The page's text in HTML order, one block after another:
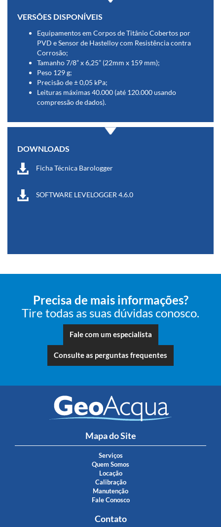
VERSÕES DISPONÍVEIS
Equipamentos em Corpos de Titânio Cobertos por
PVD e Sensor de Hastelloy com Resistência contra
Corrosão;
Tamanho 7/8” x 6,25” (22mm x 159 mm);
Peso 129 g;
Precisão de ± 0,05 kPa;
Leituras máximas 40.000 (até 120.000 usando
compressão de dados).
DOWNLOADS
Ficha Técnica Barologger
SOFTWARE LEVELOGGER 4.6.0
Precisa de mais informações?
Tire todas as suas dúvidas conosco.
Fale com um especialista
Consulte as perguntas frequentes
Mapa do Site
Serviços
Quem Somos
Locação
Calibração
Manutenção
Fale Conosco
Contato